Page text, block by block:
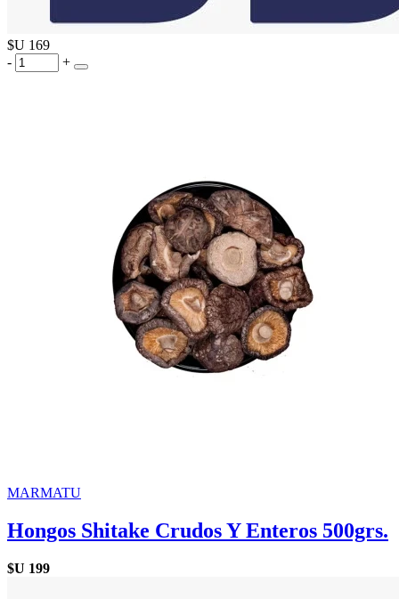
$U 169
-
+
MARMATU
Hongos Shitake Crudos Y Enteros 500grs.
$U 199